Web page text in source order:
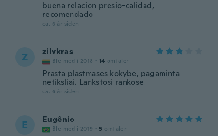
buena relacion presio-calidad,
recomendado
ca. 6 år siden
Z zilvkras
Ble med i 2018 · 14 omtaler
Prasta plastmases kokybe, pagaminta
netiksliai. Lankstosi rankose.
ca. 6 år siden
E Eugênio
Ble med i 2019 · 5 omtaler